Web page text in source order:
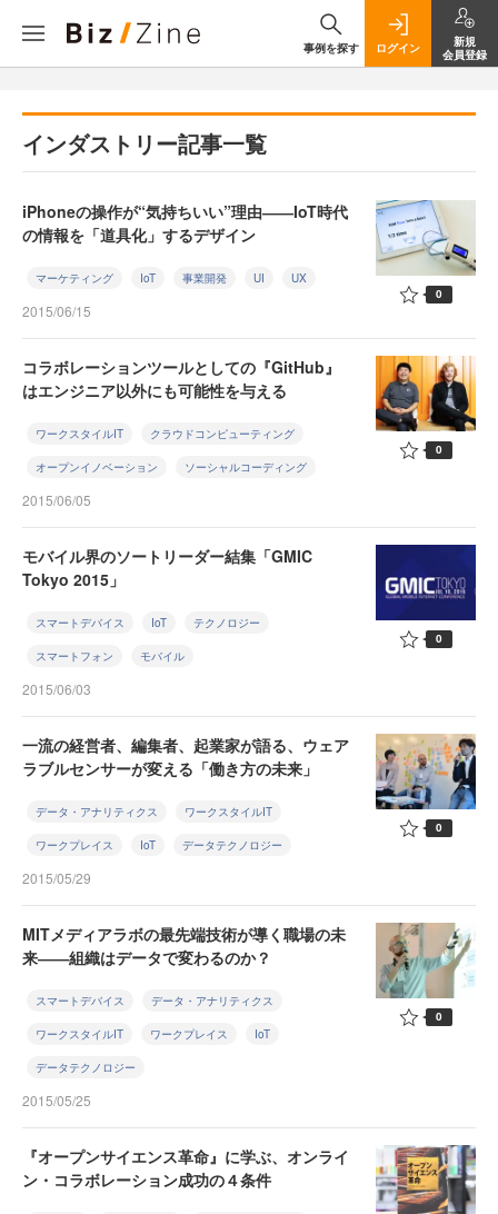
事例を探す ログイン
新規
会員登録
インダストリー記事一覧
iPhoneの操作が“気持ちいい”理由――IoT時代
の情報を「道具化」するデザイン
マーケティング IoT 事業開発 UI UX
2015/06/15
0
コラボレーションツールとしての『GitHub』
はエンジニア以外にも可能性を与える
ワークスタイルIT クラウドコンピューティング
オープンイノベーション ソーシャルコーディング
2015/06/05
0
モバイル界のソートリーダー結集「GMIC
Tokyo 2015」
スマートデバイス IoT テクノロジー
スマートフォン モバイル
2015/06/03
0
一流の経営者、編集者、起業家が語る、ウェア
ラブルセンサーが変える「働き方の未来」
データ・アナリティクス ワークスタイルIT
ワークプレイス IoT データテクノロジー
2015/05/29
0
MITメディアラボの最先端技術が導く職場の未
来――組織はデータで変わるのか？
スマートデバイス データ・アナリティクス
ワークスタイルIT ワークプレイス IoT
データテクノロジー
2015/05/25
0
『オープンサイエンス革命』に学ぶ、オンライ
ン・コラボレーション成功の４条件